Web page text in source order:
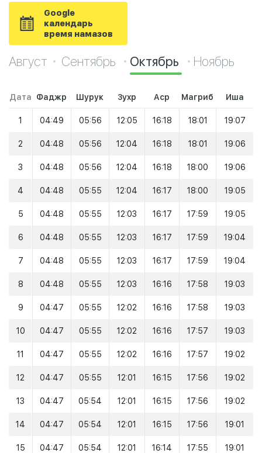
Google
календарь
время намазов
Август Сентябрь Октябрь Ноябрь
Дата Фаджр Шурук Зухр Аср Магриб Иша
1 04:49 05:56 12:05 16:18 18:01 19:07
2 04:48 05:56 12:04 16:18 18:01 19:06
3 04:48 05:56 12:04 16:18 18:00 19:06
4 04:48 05:55 12:04 16:17 18:00 19:05
5 04:48 05:55 12:03 16:17 17:59 19:05
6 04:48 05:55 12:03 16:17 17:59 19:04
7 04:48 05:55 12:03 16:17 17:59 19:04
8 04:48 05:55 12:03 16:16 17:58 19:03
9 04:47 05:55 12:02 16:16 17:58 19:03
10 04:47 05:55 12:02 16:16 17:57 19:03
11 04:47 05:55 12:02 16:16 17:57 19:02
12 04:47 05:55 12:01 16:15 17:56 19:02
13 04:47 05:54 12:01 16:15 17:56 19:02
14 04:47 05:54 12:01 16:15 17:56 19:01
15 04:47 05:54 12:01 16:14 17:55 19:01